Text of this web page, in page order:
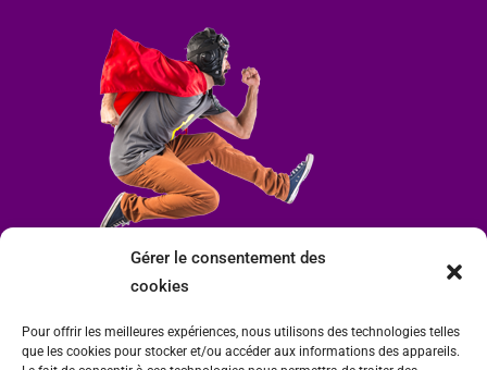
Gérer le consentement des
cookies
Pour offrir les meilleures expériences, nous utilisons des technologies telles
que les cookies pour stocker et/ou accéder aux informations des appareils.